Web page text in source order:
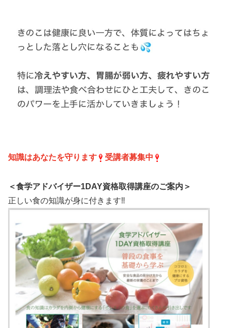
知識はあなたを守ります 受講者募集中
＜食学アドバイザー1DAY資格取得講座のご案内＞
正しい食の知識が身に付きます‼️